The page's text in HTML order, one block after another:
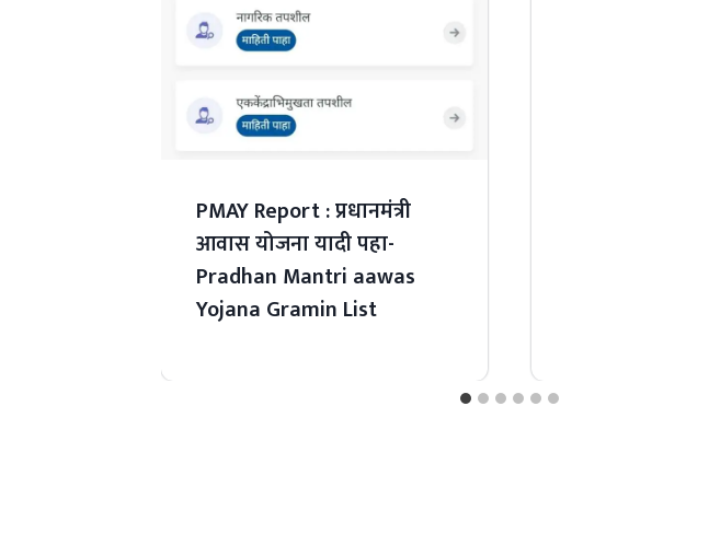
PMAY Report : प्रधानमंत्री
आवास योजना यादी पहा-
Pradhan Mantri aawas
Yojana Gramin List